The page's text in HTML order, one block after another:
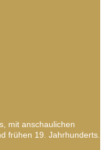
mit anschaulichen
frühen 19. Jahrhunderts.